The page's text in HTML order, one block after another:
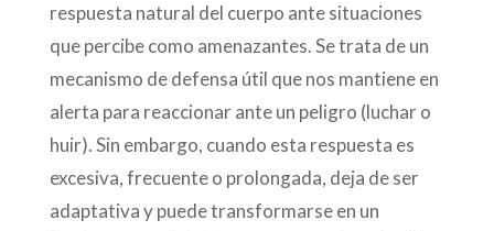
respuesta natural del cuerpo ante situaciones
que percibe como amenazantes. Se trata de un
mecanismo de defensa útil que nos mantiene en
alerta para reaccionar ante un peligro (luchar o
huir). Sin embargo, cuando esta respuesta es
excesiva, frecuente o prolongada, deja de ser
adaptativa y puede transformarse en un